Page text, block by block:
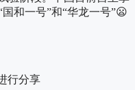
和一号”和“华龙一号”😦
行分享